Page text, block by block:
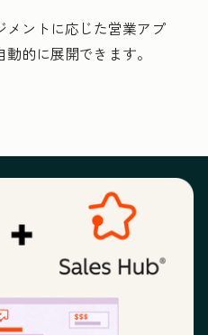
メントに応じた営業アプ
的に展開できます。